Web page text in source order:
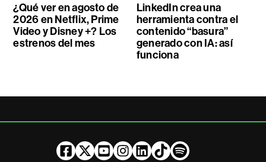
¿Qué ver en agosto de
2026 en Netflix, Prime
Video y Disney +? Los
estrenos del mes
LinkedIn crea una
herramienta contra el
contenido “basura”
generado con IA: así
funciona